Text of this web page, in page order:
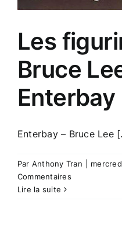
Les
Bruce
Enterbay
Enterbay – Bruce Lee
Par Anthony Tran
Commentaires
Lire la suite